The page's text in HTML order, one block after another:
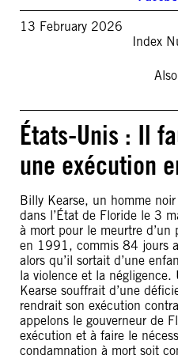
13 February 2026
Index
États-Unis : Il
une exécution
Billy Kearse, un homme
dans l’État de Floride le 3
à mort pour le meurtre
en 1991, commis 84 jours
alors qu’il sortait d’une
la violence et la
Kearse souffrait d’une
rendrait son exécution
appelons le gouverneur de
exécution et à faire le
condamnation à mort soit